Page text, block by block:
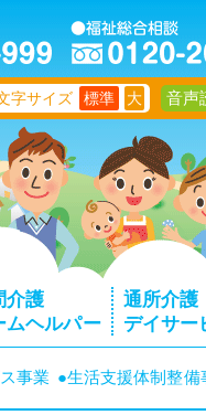
字サイズ 標準 大 音声
介護
ムヘルパー
通所介護
デイサー
事業 ●生活支援体制整備